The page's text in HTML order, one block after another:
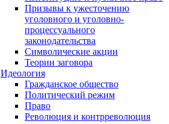
Призывы к ужесточению
уголовного и уголовно-
процессуального
законодательства
Символические акции
Теории заговора
Идеология
Гражданское общество
Политический режим
Право
Революция и контрреволюция